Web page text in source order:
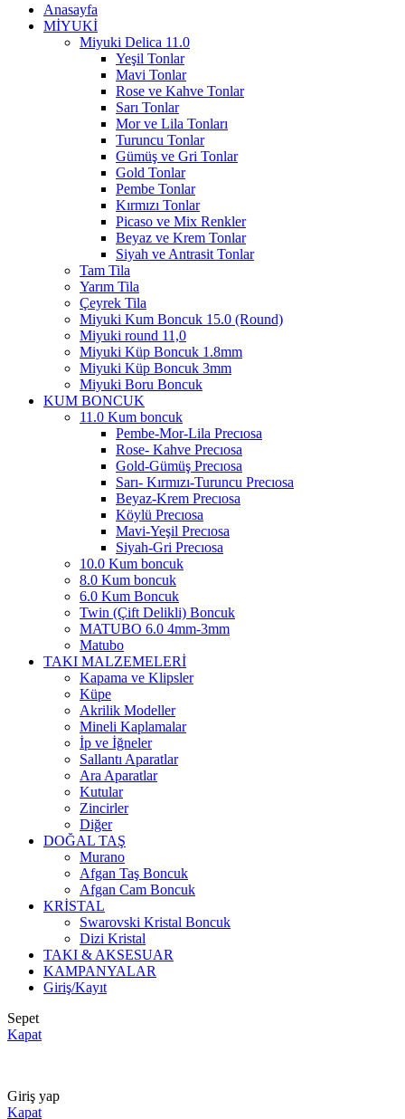
Anasayfa
MİYUKİ
Miyuki Delica 11.0
Yeşil Tonlar
Mavi Tonlar
Rose ve Kahve Tonlar
Sarı Tonlar
Mor ve Lila Tonları
Turuncu Tonlar
Gümüş ve Gri Tonlar
Gold Tonlar
Pembe Tonlar
Kırmızı Tonlar
Picaso ve Mix Renkler
Beyaz ve Krem Tonlar
Siyah ve Antrasit Tonlar
Tam Tila
Yarım Tila
Çeyrek Tila
Miyuki Kum Boncuk 15.0 (Round)
Miyuki round 11,0
Miyuki Küp Boncuk 1.8mm
Miyuki Küp Boncuk 3mm
Miyuki Boru Boncuk
KUM BONCUK
11.0 Kum boncuk
Pembe-Mor-Lila Precıosa
Rose- Kahve Precıosa
Gold-Gümüş Precıosa
Sarı- Kırmızı-Turuncu Precıosa
Beyaz-Krem Precıosa
Köylü Precıosa
Mavi-Yeşil Precıosa
Siyah-Gri Precıosa
10.0 Kum boncuk
8.0 Kum boncuk
6.0 Kum Boncuk
Twin (Çift Delikli) Boncuk
MATUBO 6.0 4mm-3mm
Matubo
TAKI MALZEMELERİ
Kapama ve Klipsler
Küpe
Akrilik Modeller
Mineli Kaplamalar
İp ve İğneler
Sallantı Aparatlar
Ara Aparatlar
Kutular
Zincirler
Diğer
DOĞAL TAŞ
Murano
Afgan Taş Boncuk
Afgan Cam Boncuk
KRİSTAL
Swarovski Kristal Boncuk
Dizi Kristal
TAKI & AKSESUAR
KAMPANYALAR
Giriş/Kayıt
Sepet
Kapat
Giriş yap
Kapat